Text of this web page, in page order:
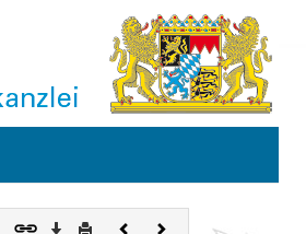
Download
DruckenVorherigesNächstes